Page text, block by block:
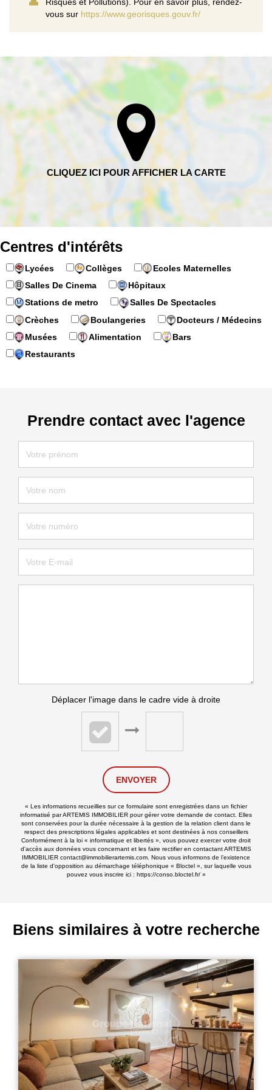
vous sur https://www.georisques.gouv.fr/
Centres d'intérêts
Lycées Collèges
Ecoles Maternelles
Salles De Cinema
Hôpitaux
Stations de metro
Salles De Spectacles
Crèches
Boulangeries
Docteurs / Médecins
Musées
Alimentation
Bars
Restaurants
Prendre contact avec l'agence
Déplacer l'image dans le cadre vide à droite
ENVOYER
« Les informations recueillies sur ce formulaire sont enregistrées dans un fichier
informatisé par ARTEMIS IMMOBILIER pour gérer votre demande de contact. Elles
sont conservées pour la durée nécessaire à la gestion de la relation client dans le
respect des prescriptions légales applicables et sont destinées à nos conseillers
Conformément à la loi « informatique et libertés », vous pouvez exercer votre droit
d'accès aux données vous concernant et les faire rectifier en contactant ARTEMIS
IMMOBILIER contact@immobilierartemis.com. Nous vous informons de l’existence
de la liste d'opposition au démarchage téléphonique « Bloctel », sur laquelle vous
pouvez vous inscrire ici : https://conso.bloctel.fr/»
Biens similaires à votre recherche